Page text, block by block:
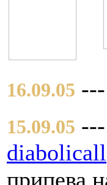
16.09.05
15.09.05
diabolicall
припева